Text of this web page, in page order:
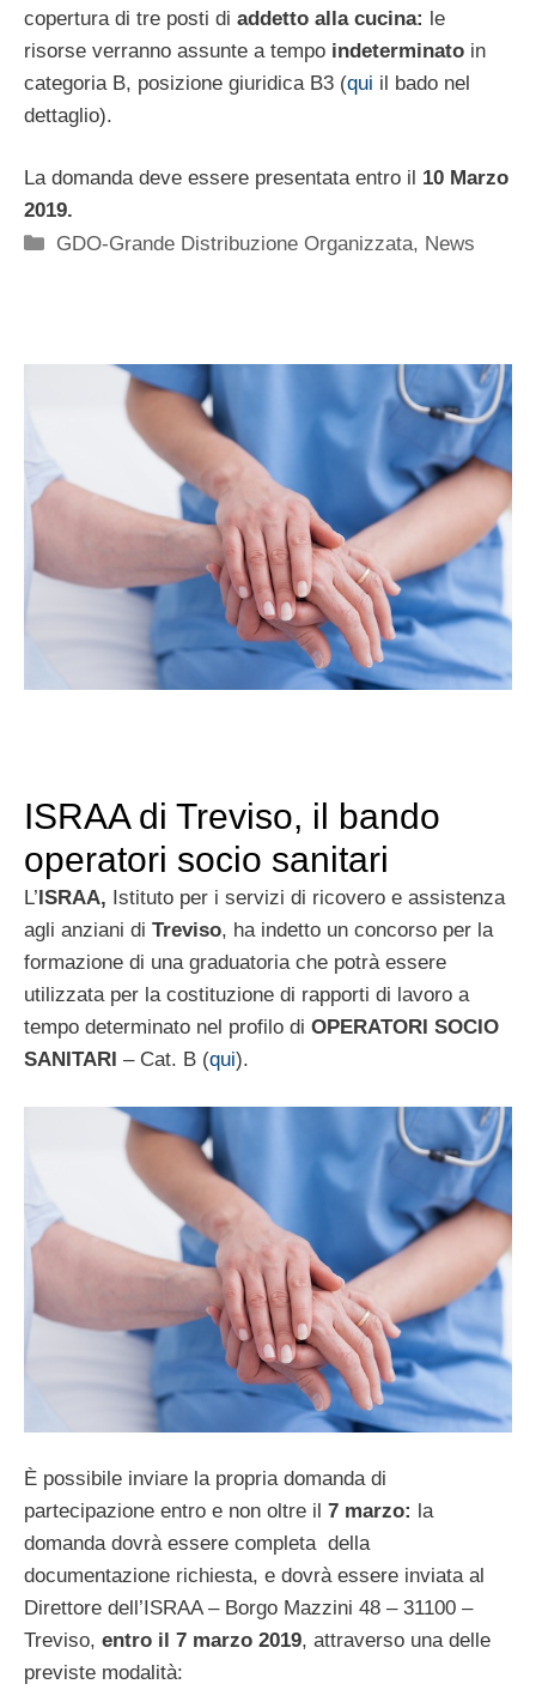
copertura di tre posti di addetto alla cucina: le
risorse verranno assunte a tempo indeterminato in
categoria B, posizione giuridica B3 (qui il bado nel
dettaglio).
La domanda deve essere presentata entro il 10 Marzo
2019.
Categorie
GDO-Grande Distribuzione Organizzata, News
ISRAA di Treviso, il bando
operatori socio sanitari
L’ISRAA, Istituto per i servizi di ricovero e assistenza
agli anziani di Treviso, ha indetto un concorso per la
formazione di una graduatoria che potrà essere
utilizzata per la costituzione di rapporti di lavoro a
tempo determinato nel profilo di OPERATORI SOCIO
SANITARI – Cat. B (qui).
È possibile inviare la propria domanda di
partecipazione entro e non oltre il 7 marzo: la
domanda dovrà essere completa della
documentazione richiesta, e dovrà essere inviata al
Direttore dell’ISRAA – Borgo Mazzini 48 – 31100 –
Treviso, entro il 7 marzo 2019, attraverso una delle
previste modalità: